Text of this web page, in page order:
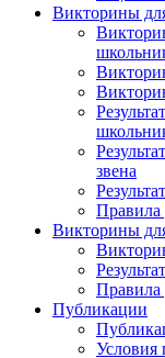
Викторины
звена
Правила
Викторины
Правила
Публикации
Условия